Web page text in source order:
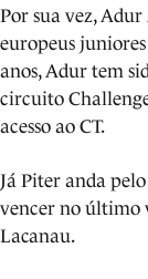
Por sua vez,
europeus
anos, Adur tem
circuito
acesso ao CT.
Já Piter anda
vencer no último
Lacanau.